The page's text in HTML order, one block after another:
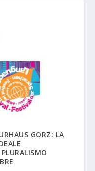
GORZ: LA